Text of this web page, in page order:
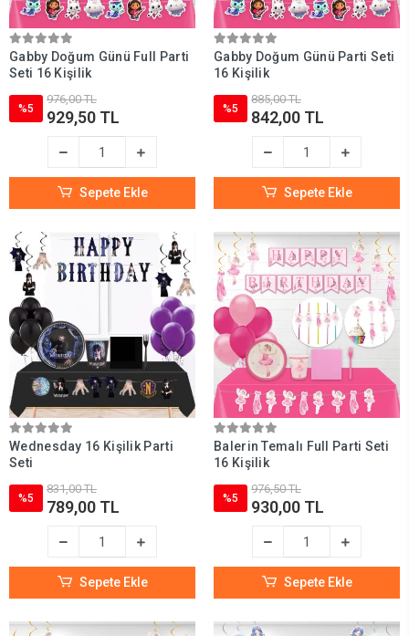
Gabby Doğum Günü Full Parti
Seti 16 Kişilik
%5
976,00 TL
929,50 TL
Sepete Ekle
Gabby Doğum Günü Parti Seti
16 Kişilik
%5
885,00 TL
842,00 TL
Sepete Ekle
Wednesday 16 Kişilik Parti
Seti
%5
831,00 TL
789,00 TL
Sepete Ekle
Balerin Temalı Full Parti Seti
16 Kişilik
%5
976,50 TL
930,00 TL
Sepete Ekle